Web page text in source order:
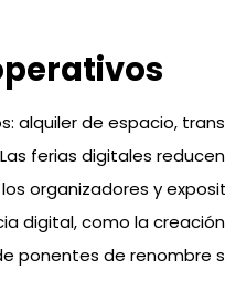
alquiler de espacio,
ferias digitales reducen
organizadores y
digital, como la
ponentes de renombre